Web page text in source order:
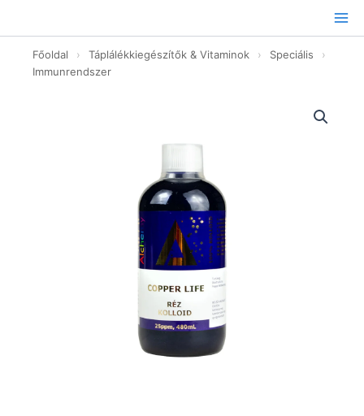
tartalomhoz
Főoldal › Táplálékkiegészítők & Vitaminok › Speciális
›
Immunrendszer